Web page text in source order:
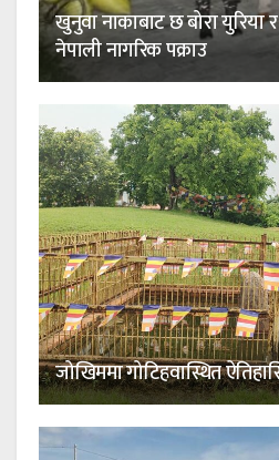
खुनुवा नाकाबाट छ बोरा
नेपाली नागरिक पक्राउ
जोखिममा गोटिहवास्थित